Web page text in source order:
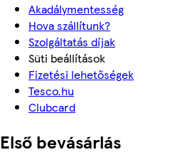
Akadálymentesség
Hova szállítunk?
Szolgáltatás díjak
Süti beállítások
Fizetési lehetőségek
Tesco.hu
Clubcard
Első bevásárlás